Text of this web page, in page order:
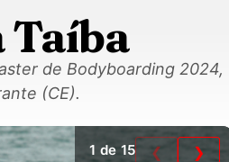
Taíba
de Bodyboarding 2024,
(CE).
1 de 15 ❮ ❯